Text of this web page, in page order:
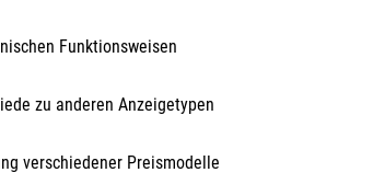
Funktionsweisen
zu anderen Anzeigetypen
verschiedener Preismodelle